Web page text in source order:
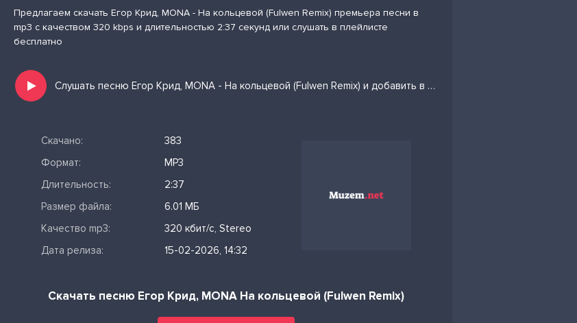
Предлагаем скачать Егор Крид, MONA - На кольцевой (Fulwen Remix) премьера песни в
mp3 с качеством 320 kbps и длительностью 2:37 секунд или слушать в плейлисте
бесплатно
Слушать песню Егор Крид, MONA - На кольцевой (Fulwen Remix) и добавить в избранных
Скачано:
383
Формат:
MP3
Длительность:
2:37
Размер файла:
6.01 МБ
Качество mp3:
320 кбит/с, Stereo
Дата релиза:
15-02-2026, 14:32
Скачать песню Егор Крид, MONA На кольцевой (Fulwen Remix)